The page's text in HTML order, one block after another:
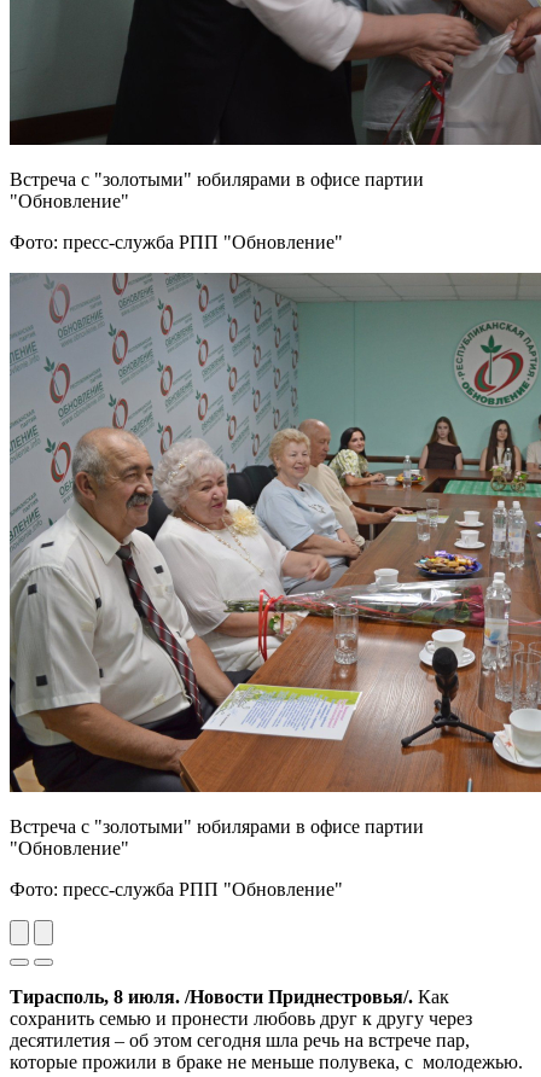
Встреча с "золотыми" юбилярами в офисе партии
"Обновление"
Фото: пресс-служба РПП "Обновление"
Встреча с "золотыми" юбилярами в офисе партии
"Обновление"
Фото: пресс-служба РПП "Обновление"
Previous
Next
Тирасполь, 8 июля. /Новости Приднестровья/. Как
сохранить семью и пронести любовь друг к другу через
десятилетия – об этом сегодня шла речь на встрече пар,
которые прожили в браке не меньше полувека, с молодежью.